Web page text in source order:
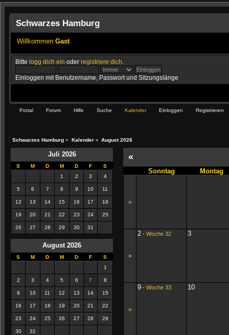
Schwarzes Hamburg
Willkommen Gast
Bittelogg dich ein oderregistriere dich
Einloggen mit Benutzername, Passwort und Sitzungslänge
Portal Forum Hilfe Suche Kalender Einloggen Registrieren
Schwarzes Hamburg » Kalender» August 2026
Juli 2026
S M D M D F
S
1
2 3 4
5 6 7 8 9 10 11
12 13 14 15 16 17 18
19 20 21 22 23 24 25
26 27 28 29 30 31
August 2026
S M D M D F
S
1
2 3 4 5 6 7 8
9 10 11 12 13 14 15
16 17 18 19 20 21 22
23 24 25 26 27 28 29
30 31
«
Sonntag Montag
»
»
2 - Woche 32 3
»
9 - Woche 33 10